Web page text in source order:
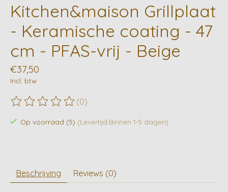
Kitchen&maison Grillplaat
- Keramische coating - 47
cm - PFAS-vrij - Beige
€37,50
Incl. btw
De beoordeling van dit product is
(0)
Op voorraad (5) (Levertijd:Binnen 1-5 dagen)
Beschrijving Reviews (0)